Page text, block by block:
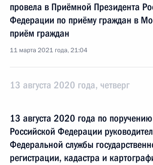
провела в Приёмной Президента
Федерации по приёму граждан в
приём граждан
11 марта 2021 года, 21:04
13 августа 2020 года, четверг
13 августа 2020 года по
Российской Федерации
Федеральной службы
регистрации, кадастра и